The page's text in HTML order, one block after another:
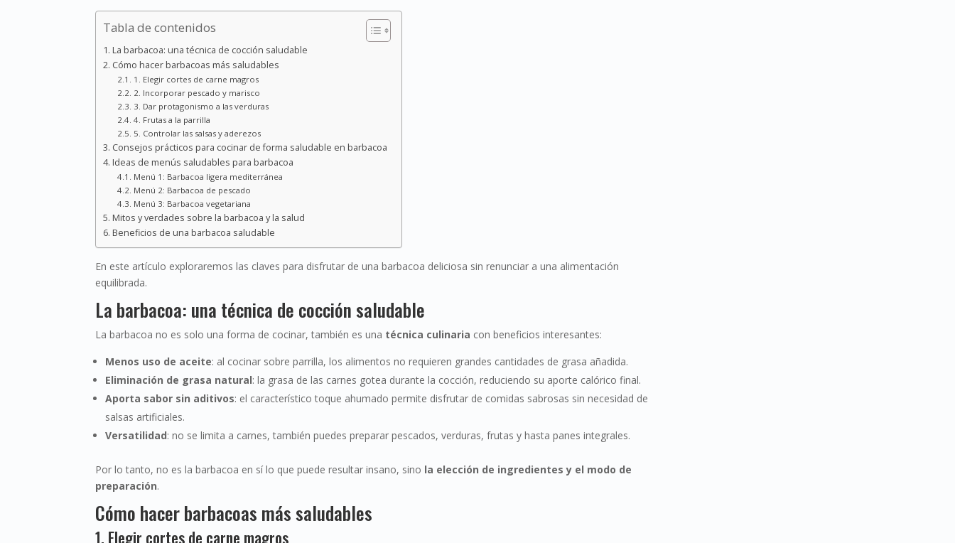
Tabla de contenidos
La barbacoa: una técnica de cocción saludable
Cómo hacer barbacoas más saludables
1. Elegir cortes de carne magros
2. Incorporar pescado y marisco
3. Dar protagonismo a las verduras
4. Frutas a la parrilla
5. Controlar las salsas y aderezos
Consejos prácticos para cocinar de forma saludable en barbacoa
Ideas de menús saludables para barbacoa
Menú 1: Barbacoa ligera mediterránea
Menú 2: Barbacoa de pescado
Menú 3: Barbacoa vegetariana
Mitos y verdades sobre la barbacoa y la salud
Beneficios de una barbacoa saludable
En este artículo exploraremos las claves para disfrutar de una barbacoa deliciosa sin renunciar a una alimentación
equilibrada.
La barbacoa: una técnica de cocción saludable
La barbacoa no es solo una forma de cocinar, también es una técnica culinaria con beneficios interesantes:
Menos uso de aceite: al cocinar sobre parrilla, los alimentos no requieren grandes cantidades de grasa añadida.
Eliminación de grasa natural: la grasa de las carnes gotea durante la cocción, reduciendo su aporte calórico final.
Aporta sabor sin aditivos: el característico toque ahumado permite disfrutar de comidas sabrosas sin necesidad de
salsas artificiales.
Versatilidad: no se limita a carnes, también puedes preparar pescados, verduras, frutas y hasta panes integrales.
Por lo tanto, no es la barbacoa en sí lo que puede resultar insano, sino la elección de ingredientes y el modo de
preparación.
Cómo hacer barbacoas más saludables
1. Elegir cortes de carne magros